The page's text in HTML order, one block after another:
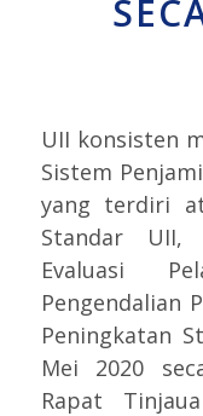
UII konsisten
Sistem
yang terdiri
Standar UII,
Evaluasi
Pengendalian
Peningkatan
Mei 2020
Rapat